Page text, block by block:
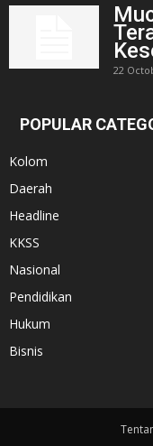
22
POPULAR
Kolom
Daerah
Headline
KKSS
Nasional
Pendidikan
Hukum
Bisnis